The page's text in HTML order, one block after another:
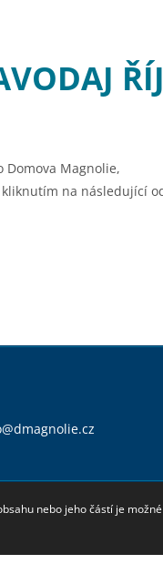
Domova Magnolie,
na následující
nebo jeho částí je